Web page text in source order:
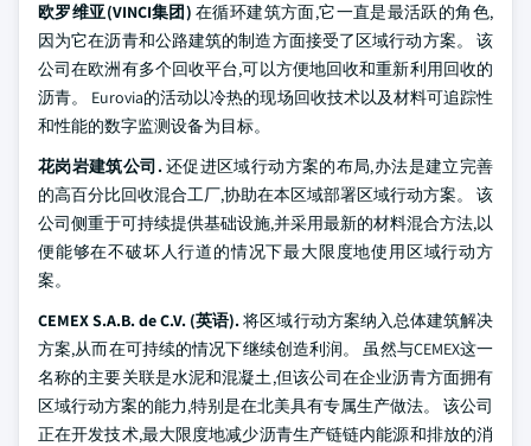
欧罗维亚(VINCI集团)在循环建筑方面,它一直是最活跃的角色,
因为它在沥青和公路建筑的制造方面接受了区域行动方案。 该
公司在欧洲有多个回收平台,可以方便地回收和重新利用回收的
沥青。 Eurovia的活动以冷热的现场回收技术以及材料可追踪性
和性能的数字监测设备为目标。
花岗岩建筑公司.还促进区域行动方案的布局,办法是建立完善
的高百分比回收混合工厂,协助在本区域部署区域行动方案。 该
公司侧重于可持续提供基础设施,并采用最新的材料混合方法,以
便能够在不破坏人行道的情况下最大限度地使用区域行动方
案。
CEMEX S.A.B. de C.V. (英语).将区域行动方案纳入总体建筑解决
方案,从而在可持续的情况下继续创造利润。 虽然与CEMEX这一
名称的主要关联是水泥和混凝土,但该公司在企业沥青方面拥有
区域行动方案的能力,特别是在北美具有专属生产做法。 该公司
正在开发技术,最大限度地减少沥青生产链链内能源和排放的消